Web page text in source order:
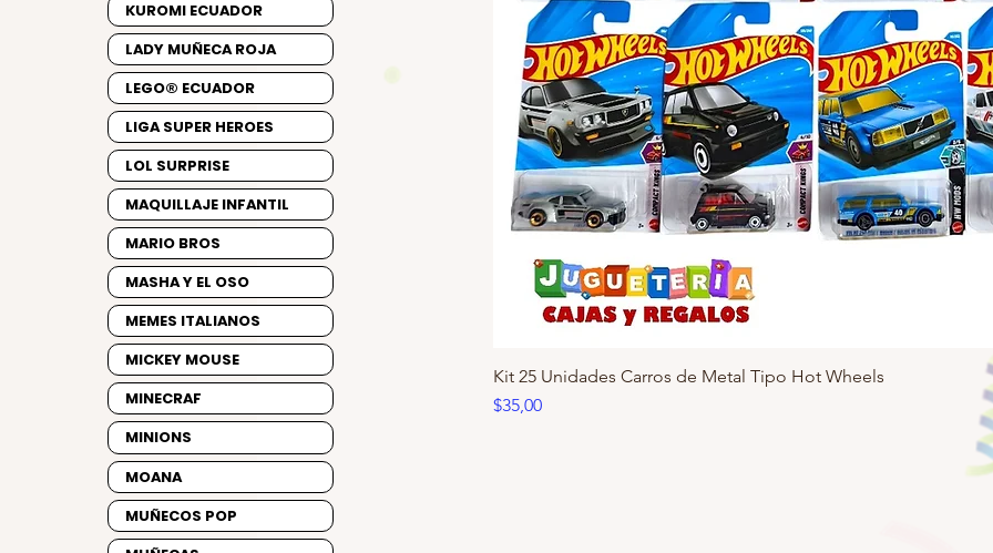
Kit 25 Unidades Carros de Metal Tipo Hot Wheels
Precio
$35,00
KUROMI ECUADOR
LADY MUÑECA ROJA
LEGO® ECUADOR
LIGA SUPER HEROES
LOL SURPRISE
MAQUILLAJE INFANTIL
MARIO BROS
MASHA Y EL OSO
MEMES ITALIANOS
MICKEY MOUSE
MINECRAF
MINIONS
MOANA
MUÑECOS POP